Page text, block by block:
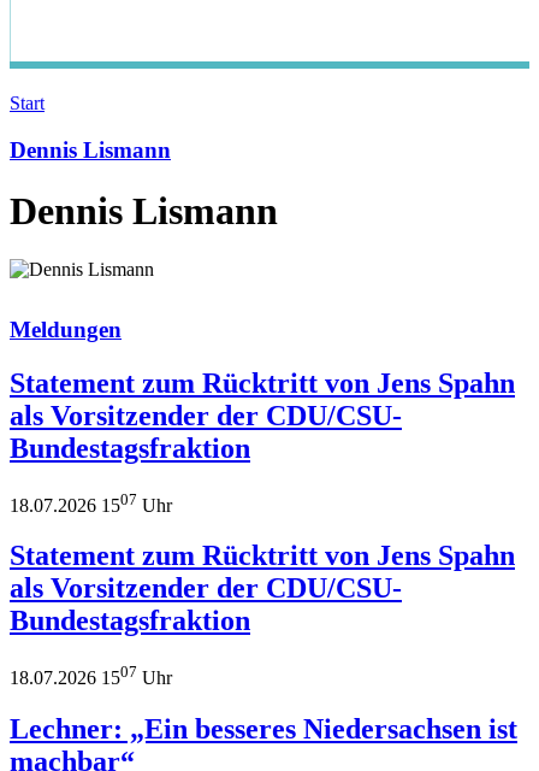
Start
Dennis Lismann
Dennis Lismann
Meldungen
Statement zum Rücktritt von Jens Spahn
als Vorsitzender der CDU/CSU-
Bundestagsfraktion
18.07.2026 1507 Uhr
Statement zum Rücktritt von Jens Spahn
als Vorsitzender der CDU/CSU-
Bundestagsfraktion
18.07.2026 1507 Uhr
Lechner: „Ein besseres Niedersachsen ist
machbar“